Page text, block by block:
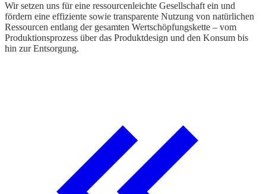
Wir setzen uns für eine ressourcenleichte Gesellschaft ein und
fördern eine effiziente sowie transparente Nutzung von natürlichen
Ressourcen entlang der gesamten Wertschöpfungskette – vom
Produktionsprozess über das Produktdesign und den Konsum bis
hin zur Entsorgung.